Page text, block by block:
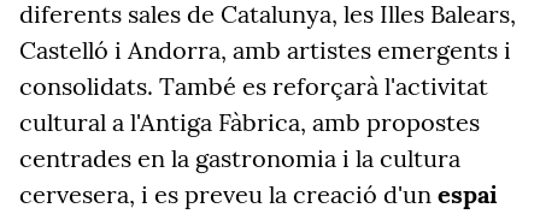
diferents sales de Catalunya, les Illes Balears,
Castelló i Andorra, amb artistes emergents i
consolidats. També es reforçarà l'activitat
cultural a l'Antiga Fàbrica, amb propostes
centrades en la gastronomia i la cultura
cervesera, i es preveu la creació d'un espai